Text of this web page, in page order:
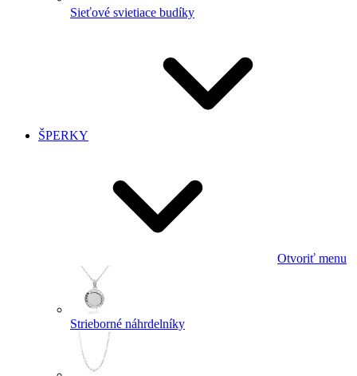
Sieťové svietiace budíky
ŠPERKY
Otvoriť menu
Strieborné náhrdelníky